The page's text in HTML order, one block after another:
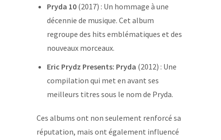
Pryda 10(2017) : Un hommage à une
décennie de musique. Cet album
regroupe des hits emblématiques et des
nouveaux morceaux.
Eric Prydz Presents: Pryda (2012) : Une
compilation qui met en avant ses
meilleurs titres sous le nom de Pryda.
Ces albums ont non seulement renforcé sa
réputation, mais ont également influencé